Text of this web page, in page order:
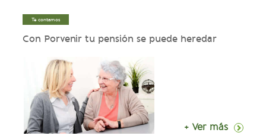
Te contamos
Con Porvenir tu pensión se puede heredar
+ Ver más